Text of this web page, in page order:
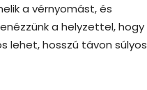
a vérnyomást, és
a helyzettel, hogy
lehet, hosszú távon súlyos